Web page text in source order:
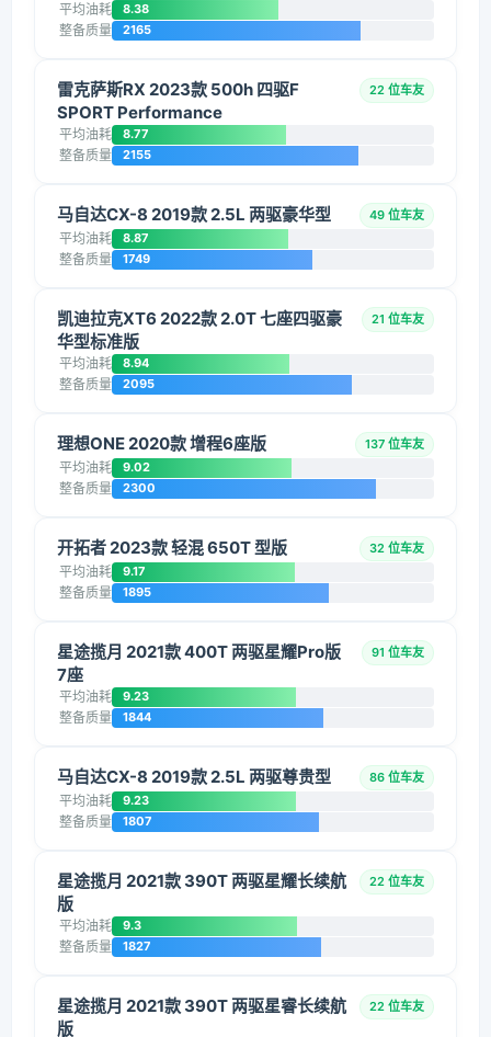
平均油耗 8.38
整备质量 2165
雷克萨斯RX 2023款 500h 四驱F
SPORT Performance
22 位车友
平均油耗 8.77
整备质量 2155
马自达CX-8 2019款 2.5L 两驱豪华型 49 位车友
平均油耗 8.87
整备质量 1749
凯迪拉克XT6 2022款 2.0T 七座四驱豪
华型标准版
21 位车友
平均油耗 8.94
整备质量 2095
理想ONE 2020款 增程6座版 137 位车友
平均油耗 9.02
整备质量 2300
开拓者 2023款 轻混 650T 型版 32 位车友
平均油耗 9.17
整备质量 1895
星途揽月 2021款 400T 两驱星耀Pro版
7座
91 位车友
平均油耗 9.23
整备质量 1844
马自达CX-8 2019款 2.5L 两驱尊贵型 86 位车友
平均油耗 9.23
整备质量 1807
星途揽月 2021款 390T 两驱星耀长续航
版
22 位车友
平均油耗 9.3
整备质量 1827
星途揽月 2021款 390T 两驱星睿长续航
版
22 位车友